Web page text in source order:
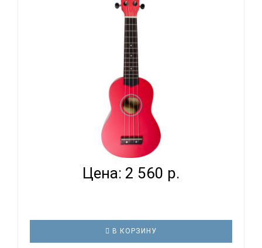
VESTON UKULELE KUS 15 RD - УКУЛЕЛЕ СОПРАНО...
Цена: 2 560 р.
В КОРЗИНУ